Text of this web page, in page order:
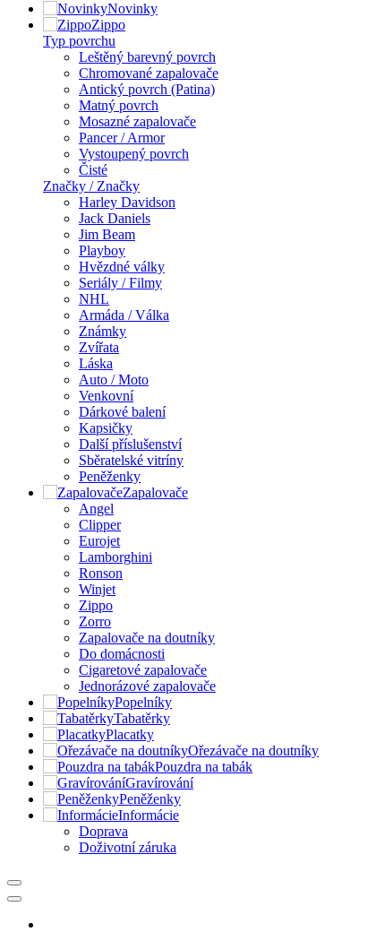
Novinky
Zippo
Typ povrchu
Leštěný barevný povrch
Chromované zapalovače
Antický povrch (Patina)
Matný povrch
Mosazné zapalovače
Pancer / Armor
Vystoupený povrch
Čisté
Značky / Značky
Harley Davidson
Jack Daniels
Jim Beam
Playboy
Hvězdné války
Seriály / Filmy
NHL
Armáda / Válka
Známky
Zvířata
Láska
Auto / Moto
Venkovní
Dárkové balení
Kapsičky
Další příslušenství
Sběratelské vitríny
Peněženky
Zapalovače
Angel
Clipper
Eurojet
Lamborghini
Ronson
Winjet
Zippo
Zorro
Zapalovače na doutníky
Do domácnosti
Cigaretové zapalovače
Jednorázové zapalovače
Popelníky
Tabatěrky
Placatky
Ořezávače na doutníky
Pouzdra na tabák
Gravírování
Peněženky
Informácie
Doprava
Doživotní záruka